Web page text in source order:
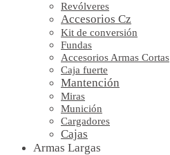
Revólveres
Accesorios Cz
Kit de conversión
Fundas
Accesorios Armas Cortas
Caja fuerte
Mantención
Miras
Munición
Cargadores
Cajas
Armas Largas